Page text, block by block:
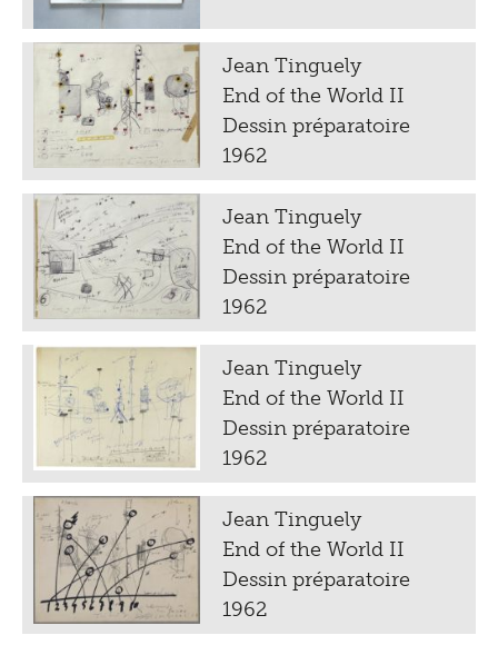
Jean Tinguely
End of the World II
Dessin préparatoire
1962
Jean Tinguely
End of the World II
Dessin préparatoire
1962
Jean Tinguely
End of the World II
Dessin préparatoire
1962
Jean Tinguely
End of the World II
Dessin préparatoire
1962